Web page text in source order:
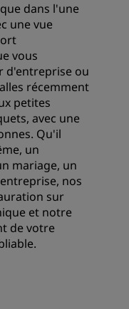
dans l'une
une vue
vous
d'entreprise ou
récemment
petites
avec une
Qu'il
un
mariage, un
nos
sur
et notre
de votre